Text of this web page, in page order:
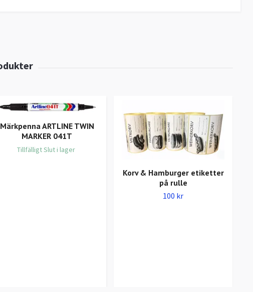
Märkpenna ARTLINE TWIN
MARKER 041T
Tillfälligt Slut i lager
Korv & Hamburger etiketter
på rulle
100 kr